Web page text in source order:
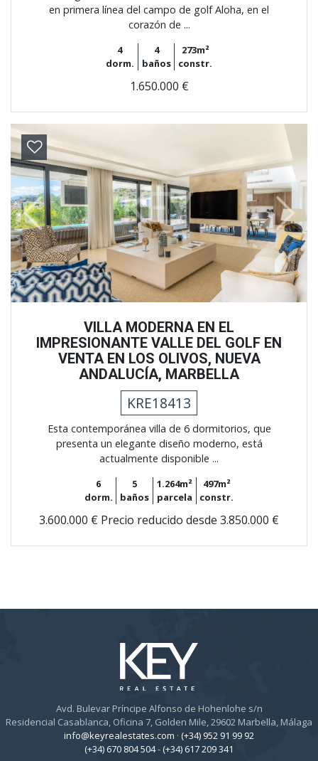
en primera línea del campo de golf Aloha, en el
corazón de ...
4
dorm.
4
baños
273m²
constr.
1.650.000 €
Previous Next
VILLA MODERNA EN EL
IMPRESIONANTE VALLE DEL GOLF EN
VENTA EN LOS OLIVOS, NUEVA
ANDALUCÍA, MARBELLA
KRE18413
Esta contemporánea villa de 6 dormitorios, que
presenta un elegante diseño moderno, está
actualmente disponible ...
6
dorm.
5
baños
1.264m²
parcela
497m²
constr.
3.600.000 € Precio reducido desde 3.850.000 €
Avd. Bulevar Príncipe Alfonso de Hohenlohe s/n
Residencial Casablanca, Oficina 7, Golden Mile, 29602 Marbella, Málaga
info@keyrealestates.com · (+34) 952 91 99 92
(+34) 670 804 504-(+34) 617 209 341